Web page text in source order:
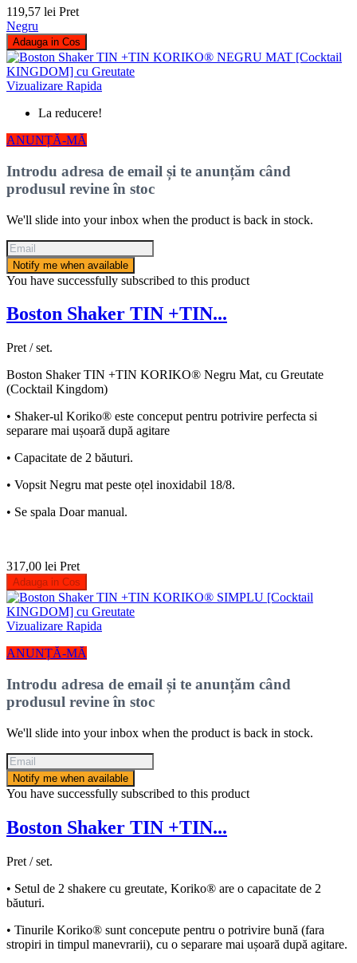
119,57 lei Pret
Negru
Adauga in Cos
Vizualizare Rapida
La reducere!
ANUNȚĂ-MĂ
Introdu adresa de email și te anunțăm când
produsul revine în stoc
We'll slide into your inbox when the product is back in stock.
Notify me when available
You have successfully subscribed to this product
Boston Shaker TIN +TIN...
Pret / set.
Boston Shaker TIN +TIN KORIKO® Negru Mat, cu Greutate
(Cocktail Kingdom)
• Shaker-ul Koriko® este conceput pentru potrivire perfecta si
separare mai ușoară după agitare
• Capacitate de 2 băuturi.
• Vopsit Negru mat peste oțel inoxidabil 18/8.
• Se spala Doar manual.
317,00 lei Pret
Adauga in Cos
Vizualizare Rapida
ANUNȚĂ-MĂ
Introdu adresa de email și te anunțăm când
produsul revine în stoc
We'll slide into your inbox when the product is back in stock.
Notify me when available
You have successfully subscribed to this product
Boston Shaker TIN +TIN...
Pret / set.
• Setul de 2 shakere cu greutate, Koriko® are o capacitate de 2
băuturi.
• Tinurile Koriko® sunt concepute pentru o potrivire bună (fara
stropiri in timpul manevrarii), cu o separare mai ușoară după agitare.